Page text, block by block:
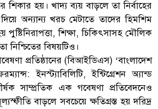
শিকার হয়। খাদ্য ব্যয় বাড়লে তা নির্বাহের
অন্যান্য খরচ মেটাতে তাদের হিমশিম
পুষ্টিনিরাপত্তা, শিক্ষা, চিকিৎসাসহ মৌলিক
নিশ্চিতের বিষয়টিও।
প্রতিষ্ঠানের (বিআইডিএস) ‘বাংলাদেশ
ইনস্ট্যাবিলিটি, ইন্টিগ্রেশন অ্যান্ড
সাম্প্রতিক এক গবেষণা প্রতিবেদনেও
বাড়লে সবচেয়ে ক্ষতিগ্রস্ত হয় দরিদ্র